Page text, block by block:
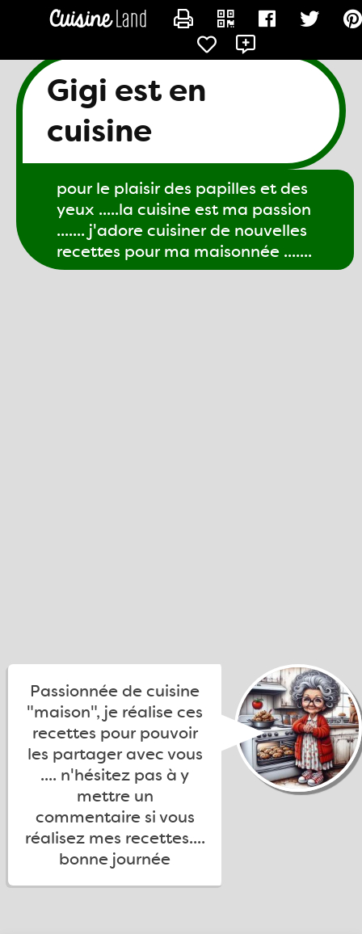
Gigi est en
cuisine
pour le plaisir des papilles et des
yeux .....la cuisine est ma passion
....... j'adore cuisiner de nouvelles
recettes pour ma maisonnée .......
Passionnée de cuisine
"maison", je réalise ces
recettes pour pouvoir
les partager avec vous
.... n'hésitez pas à y
mettre un
commentaire si vous
réalisez mes recettes....
bonne journée
CONTACTER GIGI61